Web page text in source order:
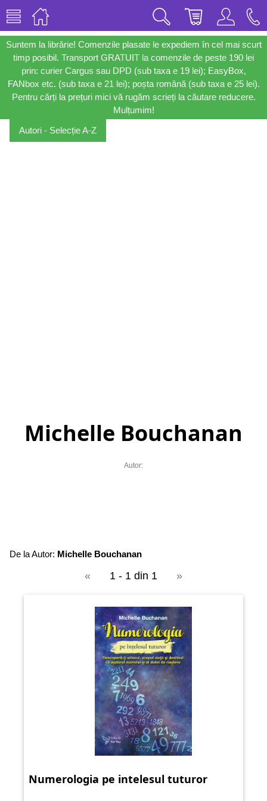
Suntem la librărie! Comenzile plasate le expediem în cel mai scurt
timp posibil. Transport GRATUIT la comenzile de peste 190 lei
prin: curier Cargus sau DPD (sub taxa e 19 lei); EasyBox,
FANbox etc. (sub taxa e 21 lei); poșta română (sub taxa e 25 lei).
Pentru cărți la prețuri mici vă rugăm scrieți la căutare reducere.
Mulțumim!
Autori - Selecție A-Z
Michelle Bouchanan
Autor:
De la Autor: Michelle Bouchanan
« 1 - 1 din 1 »
Numerologia pe intelesul tuturor